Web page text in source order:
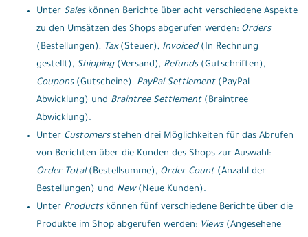
Unter Saleskönnen Berichte über acht verschiedene Aspekte
zu den Umsätzen des Shops abgerufen werden: Orders
(Bestellungen), Tax(Steuer), Invoiced(In Rechnung
gestellt), Shipping(Versand), Refunds(Gutschriften),
Coupons(Gutscheine), PayPal Settlement(PayPal
Abwicklung) und Braintree Settlement(Braintree
Abwicklung).
Unter Customersstehen drei Möglichkeiten für das Abrufen
von Berichten über die Kunden des Shops zur Auswahl:
Order Total(Bestellsumme), Order Count(Anzahl der
Bestellungen) und New(Neue Kunden).
Unter Productskönnen fünf verschiedene Berichte über die
Produkte im Shop abgerufen werden: Views(Angesehene